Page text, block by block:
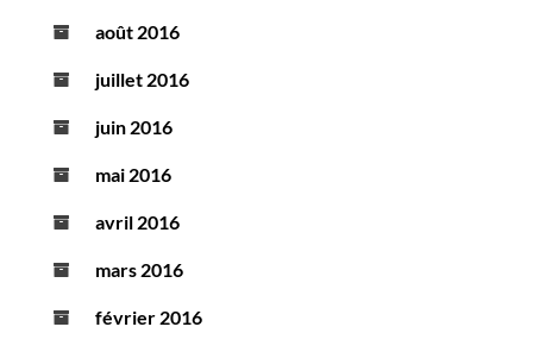
août 2016
juillet 2016
juin 2016
mai 2016
avril 2016
mars 2016
février 2016